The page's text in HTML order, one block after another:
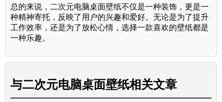
总的来说，二次元电脑桌面壁纸不仅是一种装饰，更是一
种精神寄托，反映了用户的兴趣和爱好。无论是为了提升
工作效率，还是为了放松心情，选择一款喜欢的壁纸都是
一种乐趣。
与二次元电脑桌面壁纸相关文章